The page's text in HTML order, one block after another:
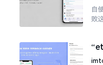
自
败
至
儿